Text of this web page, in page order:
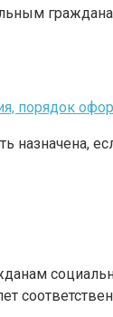
порядок